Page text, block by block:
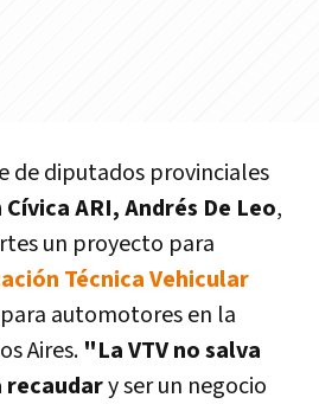
de diputados provinciales
ARI, Andrés De Leo,
un proyecto para
Técnica Vehicular
automotores en la
Aires. "La VTV no salva
recaudary ser un negocio